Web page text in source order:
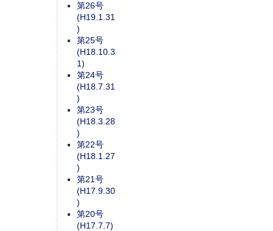
第26号
(H19.1.31
)
第25号
(H18.10.3
1)
第24号
(H18.7.31
)
第23号
(H18.3.28
)
第22号
(H18.1.27
)
第21号
(H17.9.30
)
第20号
(H17.7.7)